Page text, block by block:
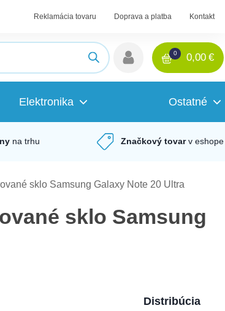
Reklamácia tovaru Doprava a platba Kontakt
0 0,00 €
Elektronika Ostatné
na trhu Značkový tovar v eshope
sklo Samsung Galaxy Note 20 Ultra
sklo Samsung
Distribúcia